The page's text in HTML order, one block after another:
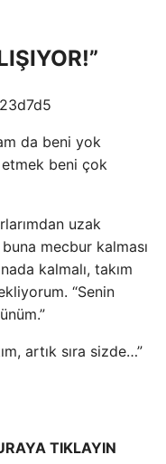
da beni yok
beni çok
uzak
mecbur kalması
kalmalı, takım
“Senin
artık sıra sizde…”
TIKLAYIN